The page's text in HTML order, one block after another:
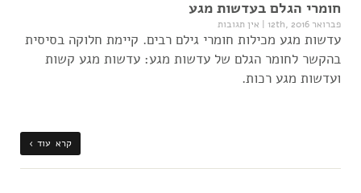
חומרי הגלם בעדשות מגע
פברואר 12th, 2016 | אין תגובות
עדשות מגע מכילות חומרי גילם רבים. קיימת חלוקה בסיסית
בהקשר לחומר הגלם של עדשות מגע: עדשות מגע קשות
ועדשות מגע רכות.
קרא עוד ›